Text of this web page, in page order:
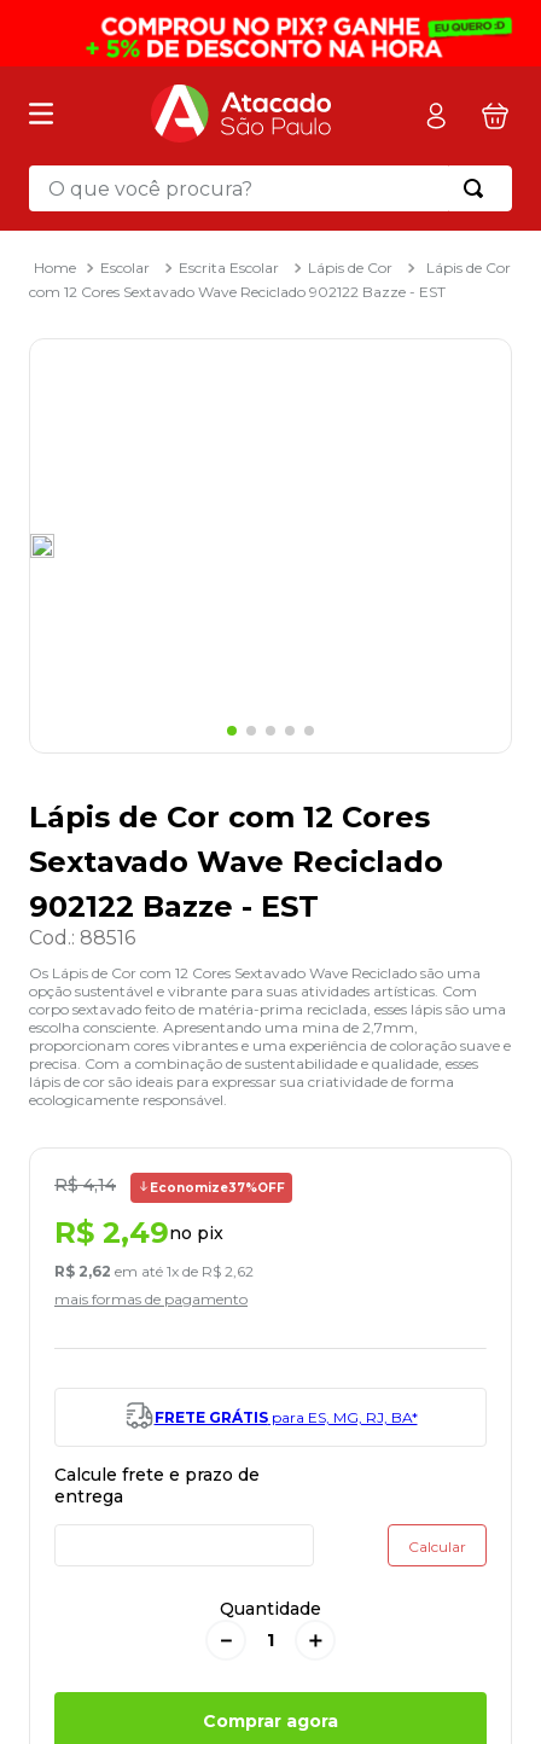
O que você procura?
Escolar Escrita Escolar Lápis de Cor
Lápis de Cor
com 12 Cores Sextavado Wave Reciclado 902122 Bazze - EST
Lápis de Cor com 12 Cores
Sextavado Wave Reciclado
902122 Bazze - EST
Cod.: 88516
Os Lápis de Cor com 12 Cores Sextavado Wave Reciclado são uma
opção sustentável e vibrante para suas atividades artísticas. Com
corpo sextavado feito de matéria-prima reciclada, esses lápis são uma
escolha consciente. Apresentando uma mina de 2,7mm,
proporcionam cores vibrantes e uma experiência de coloração suave e
precisa. Com a combinação de sustentabilidade e qualidade, esses
lápis de cor são ideais para expressar sua criatividade de forma
ecologicamente responsável.
R$ 4,14 Economize37%OFF
R$ 2,49no pix
R$ 2,62 em até 1x de R$ 2,62
mais formas de pagamento
FRETE GRÁTISpara ES, MG, RJ, BA*
Quantidade
＋
－
Comprar agora
Termos mais buscados
mochila
2 º sacola
3º mala
8